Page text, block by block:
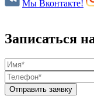
Мы Вконтакте!
Записаться